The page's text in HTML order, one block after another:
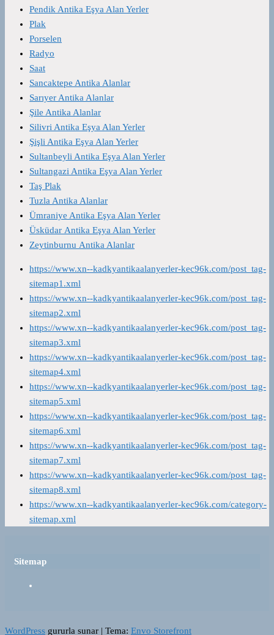
Pendik Antika Eşya Alan Yerler
Plak
Porselen
Radyo
Saat
Sancaktepe Antika Alanlar
Sarıyer Antika Alanlar
Şile Antika Alanlar
Silivri Antika Eşya Alan Yerler
Şişli Antika Eşya Alan Yerler
Sultanbeyli Antika Eşya Alan Yerler
Sultangazi Antika Eşya Alan Yerler
Taş Plak
Tuzla Antika Alanlar
Ümraniye Antika Eşya Alan Yerler
Üsküdar Antika Eşya Alan Yerler
Zeytinburnu Antika Alanlar
https://www.xn--kadkyantikaalanyerler-kec96k.com/post_tag-
sitemap1.xml
https://www.xn--kadkyantikaalanyerler-kec96k.com/post_tag-
sitemap2.xml
https://www.xn--kadkyantikaalanyerler-kec96k.com/post_tag-
sitemap3.xml
https://www.xn--kadkyantikaalanyerler-kec96k.com/post_tag-
sitemap4.xml
https://www.xn--kadkyantikaalanyerler-kec96k.com/post_tag-
sitemap5.xml
https://www.xn--kadkyantikaalanyerler-kec96k.com/post_tag-
sitemap6.xml
https://www.xn--kadkyantikaalanyerler-kec96k.com/post_tag-
sitemap7.xml
https://www.xn--kadkyantikaalanyerler-kec96k.com/post_tag-
sitemap8.xml
https://www.xn--kadkyantikaalanyerler-kec96k.com/category-
sitemap.xml
Sitemap
WordPress gururla sunar | Tema: Envo Storefront